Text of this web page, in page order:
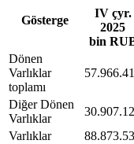
Gösterge
IV çyr.
2025
bin
Dönen
Varlıklar
toplamı
Diğer Dönen
Varlıklar
Varlıklar